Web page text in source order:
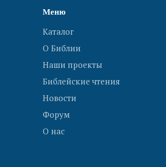
Меню
Каталог
О Библии
Наши проекты
Библейские чтения
Новости
Форум
О нас